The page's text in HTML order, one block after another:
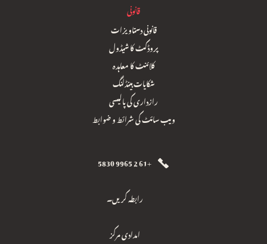
قانونی
قانونی دستاویزات
پروڈکٹ کا شیڈول
کلائنٹ کا معاہدہ
شکایات ہینڈلنگ
رازداری کی پالیسی
ویب سائٹ کی شرائط و ضوابط
+61 2 9965 5830
رابطہ کریں۔
امدادی مرکز